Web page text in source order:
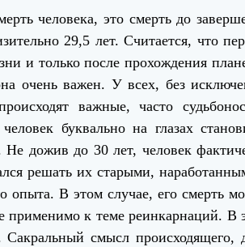
человека, это смерть до
29,5 лет. Считается, что
и только после прохождения
очень важен. У всех, без
важные, часто
буквально на глазах
дожив до 30 лет, человек
решать их старыми,
опыта. В этом случае, его смерть
применимо к теме реинкарнаций. В
смысл происходящего,